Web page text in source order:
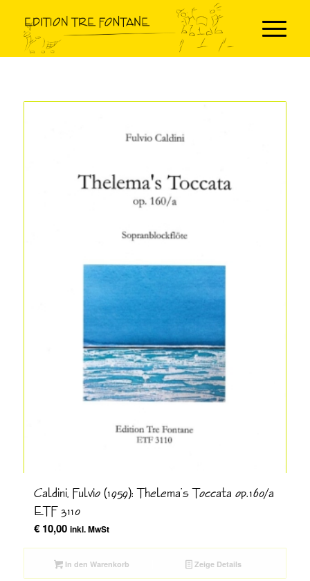
Caldini, Fulvio (1959): Thelema’s Toccata op.160/a
ETF 3110
€10,00 inkl. MwSt
In den Warenkorb Zeige Details